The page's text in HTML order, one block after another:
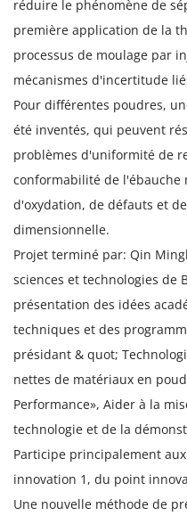
réduire le phénomène de
première application de la
processus de moulage par
mécanismes d'incertitude
Pour différentes poudres,
été inventés, qui peuvent
problèmes d'uniformité de
conformabilité de l'ébauche
d'oxydation, de défauts et
dimensionnelle.
Projet terminé par: Qin
sciences et technologies de
présentation des idées
techniques et des
présidant & quot;
nettes de matériaux en
Performance», Aider à la
technologie et de la
Participe principalement
innovation 1, du point
Une nouvelle méthode de